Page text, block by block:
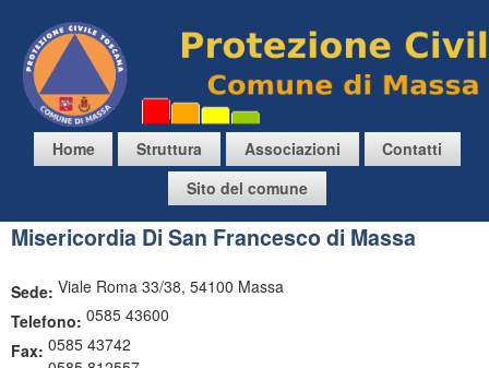
contenuto
principale
Comune di Massa
u
r
i
n
Home Struttura Associazioni
Contatti
Sito del comune
Misericordia Di San Francesco di Massa
Sede: Viale Roma 33/38, 54100 Massa
Telefono: 0585 43600
Fax: 0585 43742